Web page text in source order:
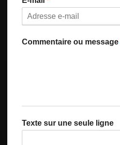
é
m
Commentaire ou message
Texte sur une seule ligne